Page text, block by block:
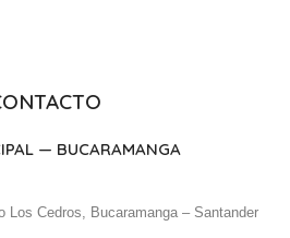
— BUCARAMANGA
Los Cedros, Bucaramanga – Santander